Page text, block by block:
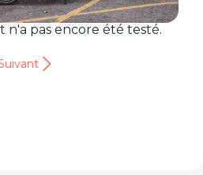
n'a pas encore été testé.